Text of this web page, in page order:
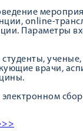
online-
Параметры
врачи,